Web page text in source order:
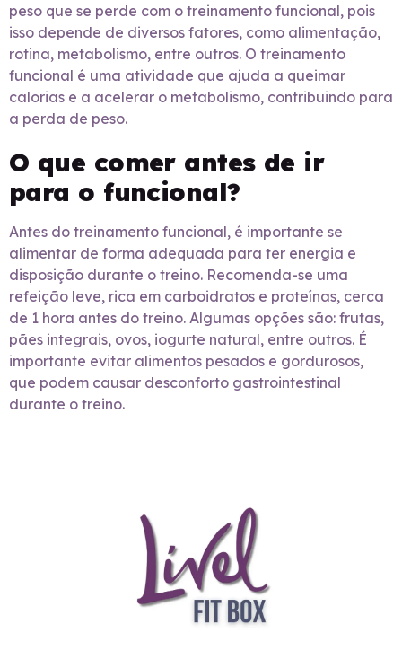
peso que se perde com o treinamento funcional, pois
isso depende de diversos fatores, como alimentação,
rotina, metabolismo, entre outros. O treinamento
funcional é uma atividade que ajuda a queimar
calorias e a acelerar o metabolismo, contribuindo para
a perda de peso.
O que comer antes de ir
para o funcional?
Antes do treinamento funcional, é importante se
alimentar de forma adequada para ter energia e
disposição durante o treino. Recomenda-se uma
refeição leve, rica em carboidratos e proteínas, cerca
de 1 hora antes do treino. Algumas opções são: frutas,
pães integrais, ovos, iogurte natural, entre outros. É
importante evitar alimentos pesados e gordurosos,
que podem causar desconforto gastrointestinal
durante o treino.